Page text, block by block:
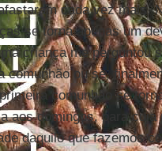
cada vez mais.
se torna apenas um
criança me perguntou
comunhão ou se,
comunhão se
aos domingos, para cuja
daquilo que fazemos